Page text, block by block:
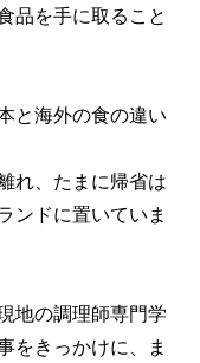
品を手に取ること
と海外の食の違い
れ、たまに帰省は
ンドに置いていま
地の調理師専門学
をきっかけに、ま